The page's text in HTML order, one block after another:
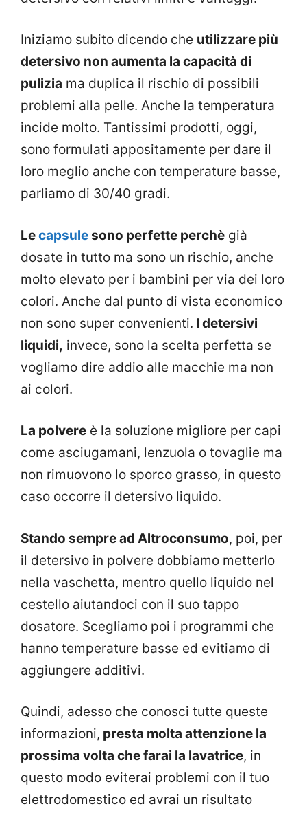
Iniziamo subito dicendo che utilizzare più
detersivo non aumenta la capacità di
pulizia ma duplica il rischio di possibili
problemi alla pelle. Anche la temperatura
incide molto. Tantissimi prodotti, oggi,
sono formulati appositamente per dare il
loro meglio anche con temperature basse,
parliamo di 30/40 gradi.
Lecapsulesono perfette perchè già
dosate in tutto ma sono un rischio, anche
molto elevato per i bambini per via dei loro
colori. Anche dal punto di vista economico
non sono super convenienti. I detersivi
liquidi, invece, sono la scelta perfetta se
vogliamo dire addio alle macchie ma non
ai colori.
La polvere è la soluzione migliore per capi
come asciugamani, lenzuola o tovaglie ma
non rimuovono lo sporco grasso, in questo
caso occorre il detersivo liquido.
Stando sempre ad Altroconsumo, poi, per
il detersivo in polvere dobbiamo metterlo
nella vaschetta, mentro quello liquido nel
cestello aiutandoci con il suo tappo
dosatore. Scegliamo poi i programmi che
hanno temperature basse ed evitiamo di
aggiungere additivi.
Quindi, adesso che conosci tutte queste
informazioni, presta molta attenzione la
prossima volta che farai la lavatrice, in
questo modo eviterai problemi con il tuo
elettrodomestico ed avrai un risultato